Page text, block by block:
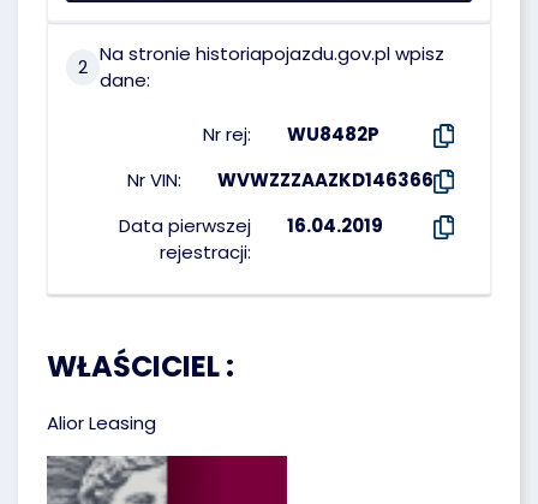
2
Na stronie historiapojazdu.gov.pl wpisz
dane:
Nr rej:
WU8482P
Nr VIN:
WVWZZZAAZKD146366
Data pierwszej
rejestracji:
16.04.2019
WŁAŚCICIEL :
Alior Leasing